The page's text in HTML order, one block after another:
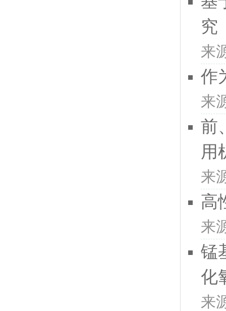
究
来
作
来
前
用
来
高
来
锰
化
来